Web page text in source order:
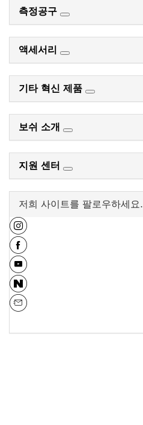
측정공구
액세서리
기타 혁신 제품
보쉬 소개
지원 센터
저희 사이트를 팔로우하세요.